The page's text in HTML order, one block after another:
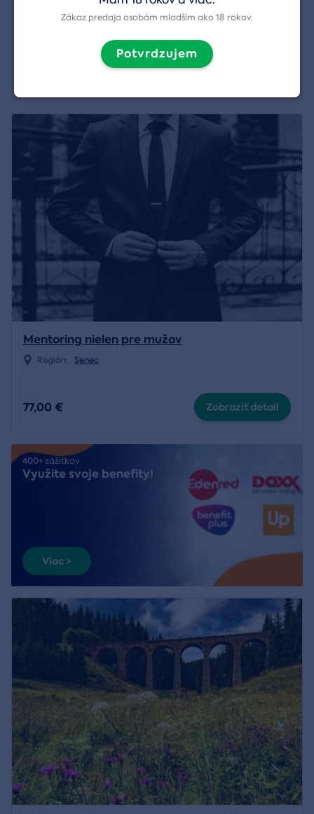
Spoločenský doprovod na akcie a aktivity
Mentoring nielen pre mužov
Región: Senec
77,00 € Zobraziť detail
400+ zážitkov
Využite svoje benefity!
Viac >
Zákaz predaja osobám mladším ako 18 rokov.
Potvrdzujem